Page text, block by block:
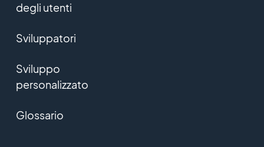
degli utenti
Sviluppatori
Sviluppo
personalizzato
Glossario